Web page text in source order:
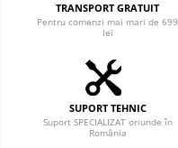
TRANSPORT GRATUIT
Pentru comenzi mai mari de 699
lei
SUPORT TEHNIC
Suport SPECIALIZAT oriunde în
România